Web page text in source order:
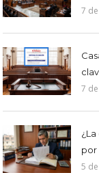
7
7
por
5